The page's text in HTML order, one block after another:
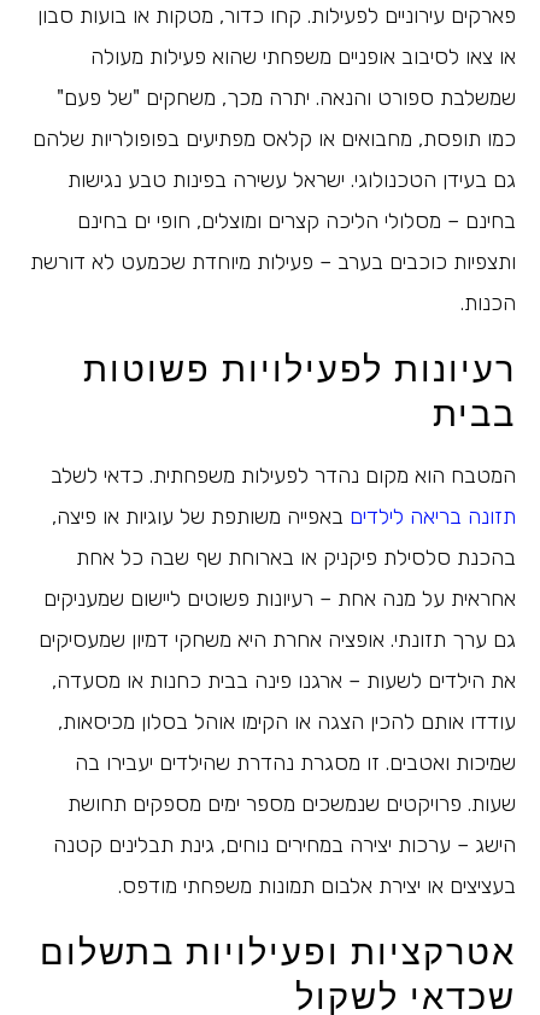
פארקים עירוניים לפעילות. קחו כדור, מטקות או בועות סבון
או צאו לסיבוב אופניים משפחתי שהוא פעילות מעולה
שמשלבת ספורט והנאה. יתרה מכך, משחקים "של פעם"
כמו תופסת, מחבואים או קלאס מפתיעים בפופולריות שלהם
גם בעידן הטכנולוגי. ישראל עשירה בפינות טבע נגישות
בחינם – מסלולי הליכה קצרים ומוצלים, חופי ים בחינם
ותצפיות כוכבים בערב – פעילות מיוחדת שכמעט לא דורשת
הכנות.
רעיונות לפעילויות פשוטות
בבית
המטבח הוא מקום נהדר לפעילות משפחתית. כדאי לשלב
תזונה בריאה לילדים באפייה משותפת של עוגיות או פיצה,
בהכנת סלסילת פיקניק או בארוחת שף שבה כל אחת
אחראית על מנה אחת – רעיונות פשוטים ליישום שמעניקים
גם ערך תזונתי. אופציה אחרת היא משחקי דמיון שמעסיקים
את הילדים לשעות – ארגנו פינה בבית כחנות או מסעדה,
עודדו אותם להכין הצגה או הקימו אוהל בסלון מכיסאות,
שמיכות ואטבים. זו מסגרת נהדרת שהילדים יעבירו בה
שעות. פרויקטים שנמשכים מספר ימים מספקים תחושת
הישג – ערכות יצירה במחירים נוחים, גינת תבלינים קטנה
בעציצים או יצירת אלבום תמונות משפחתי מודפס.
אטרקציות ופעילויות בתשלום
שכדאי לשקול